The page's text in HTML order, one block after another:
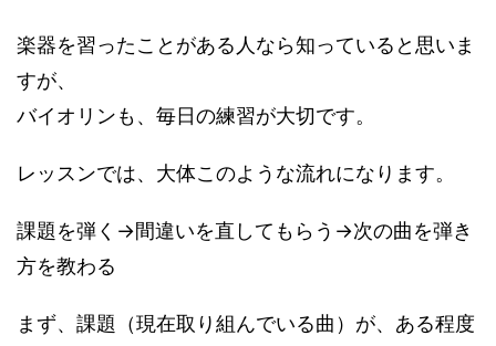
楽器を習ったことがある人なら知っていると思いま
すが、
バイオリンも、毎日の練習が大切です。
レッスンでは、大体このような流れになります。
課題を弾く→間違いを直してもらう→次の曲を弾き
方を教わる
まず、課題（現在取り組んでいる曲）が、ある程度